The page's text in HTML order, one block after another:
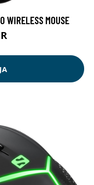
WIRELESS MOUSE